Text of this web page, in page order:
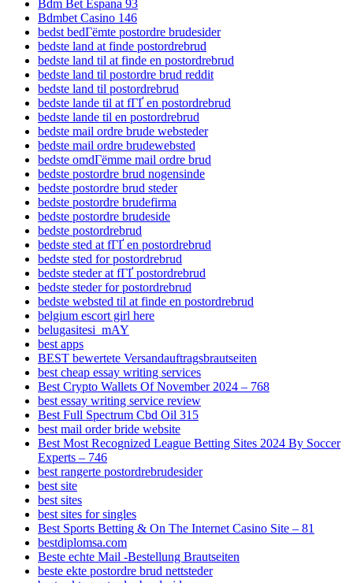
Bdm Bet Espana 93
Bdmbet Casino 146
bedst bedГёmte postordre brudesider
bedste land at finde postordrebrud
bedste land til at finde en postordrebrud
bedste land til postordre brud reddit
bedste land til postordrebrud
bedste lande til at fГҐ en postordrebrud
bedste lande til en postordrebrud
bedste mail ordre brude websteder
bedste mail ordre brudewebsted
bedste omdГёmme mail ordre brud
bedste postordre brud nogensinde
bedste postordre brud steder
bedste postordre brudefirma
bedste postordre brudeside
bedste postordrebrud
bedste sted at fГҐ en postordrebrud
bedste sted for postordrebrud
bedste steder at fГҐ postordrebrud
bedste steder for postordrebrud
bedste websted til at finde en postordrebrud
belgium escort girl here
belugasitesi_mAY
best apps
BEST bewertete Versandauftragsbrautseiten
best cheap essay writing services
Best Crypto Wallets Of November 2024 – 768
best essay writing service review
Best Full Spectrum Cbd Oil 315
best mail order bride website
Best Most Recognized League Betting Sites 2024 By Soccer
Experts – 746
best rangerte postordrebrudesider
best site
best sites
best sites for singles
Best Sports Betting & On The Internet Casino Site – 81
bestdiplomsa.com
Beste echte Mail -Bestellung Brautseiten
beste ekte postordre brud nettsteder